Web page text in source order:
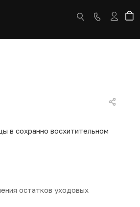
в сохранно восхитительном
остатков уходовых